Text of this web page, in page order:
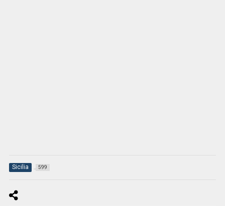
Sicilia 599